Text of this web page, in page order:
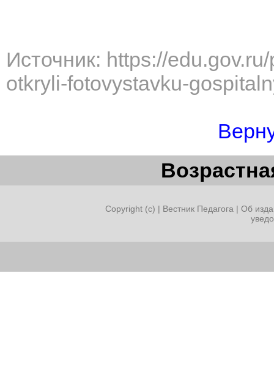
Источник: https://
otkryli-fotovystavku-
Copyright (c) | Вестник Педагога | Об